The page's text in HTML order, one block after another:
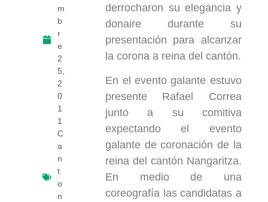
m
b
r
e
2
5,
2
0
1
1
C
a
n
t
o
n
derrocharon su elegancia y
donaire durante su
presentación para alcanzar
la corona a reina del cantón.
En el evento galante estuvo
presente Rafael Correa
junto a su comitiva
expectando el evento
galante de coronación de la
reina del cantón Nangaritza.
En medio de una
coreografía las candidatas a